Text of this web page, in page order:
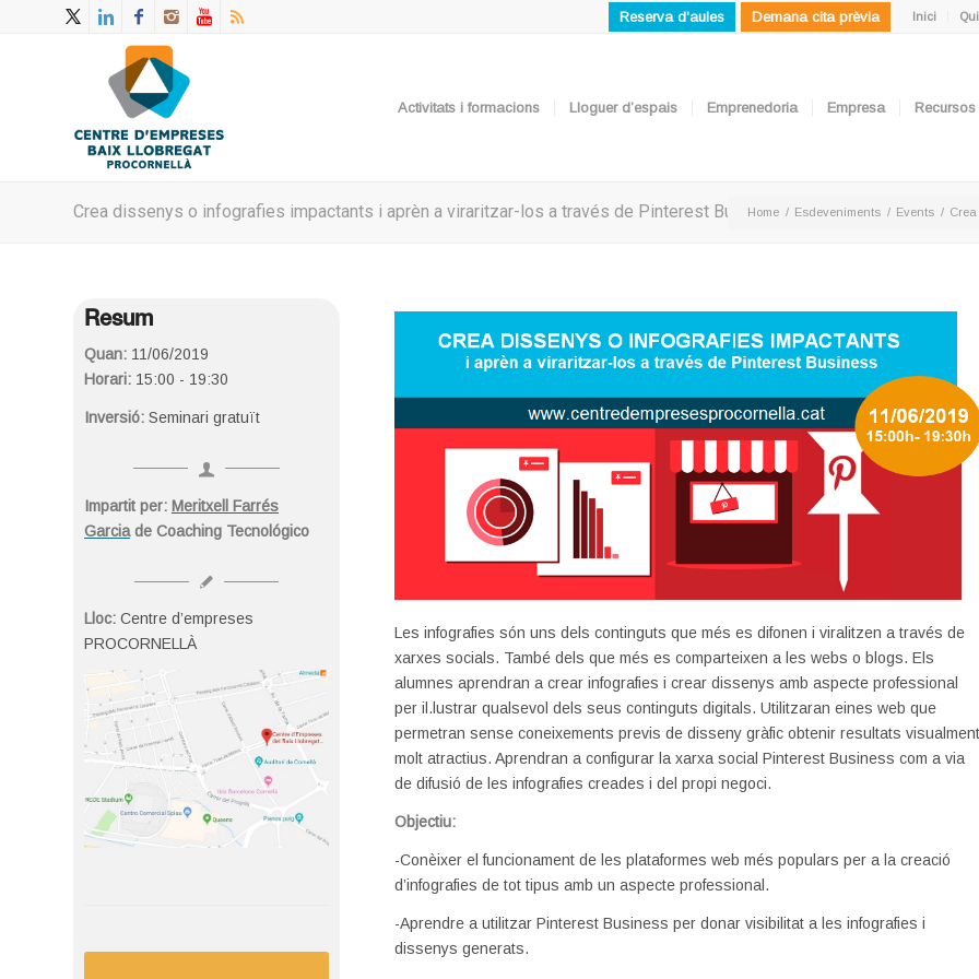
Inici
Reserva d'aules Demana cita prèvia
Activitats i formacions Lloguer d’espais Emprenedoria Empresa Recursos
Crea dissenys o infografies impactants i aprèn a viraritzar-los a través de Pinterest Business
Home / Esdeveniments / Events /
Resum
Quan: 11/06/2019
Horari: 15:00 - 19:30
Inversió: Seminari gratuït
Impartit per: Meritxell Farrés
Garciade Coaching Tecnológico
Lloc: Centre d’empreses
PROCORNELLÀ
Les infografies són uns dels continguts que més es difonen i viralitzen a través de
xarxes socials. També dels que més es comparteixen a les webs o blogs. Els
alumnes aprendran a crear infografies i crear dissenys amb aspecte professional
per il.lustrar qualsevol dels seus continguts digitals. Utilitzaran eines web que
permetran sense coneixements previs de disseny gràfic obtenir resultats
molt atractius. Aprendran a configurar la xarxa social Pinterest Business com a via
de difusió de les infografies creades i del propi negoci.
Objectiu:
-Conèixer el funcionament de les plataformes web més populars per a la creació
d’infografies de tot tipus amb un aspecte professional.
-Aprendre a utilitzar Pinterest Business per donar visibilitat a les infografies i
dissenys generats.